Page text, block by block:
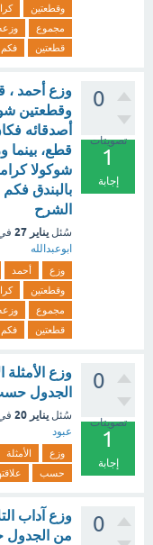
وقطعتين
مجموع
قطعتين
فكم
0
تصويتات
1
إجابة
وزع أحمد ،
وقطعتين
قطع، بينما
بالبندق
الشرح
سُئل يناير 27
ابوعبدالله
وزع أحمد
وقطعتين
مجموع
قطعتين
فكم
0
تصويتات
1
إجابة
وزع الأمثلة
الجدول
سُئل يناير 20
عبود
وزع الأمثلة
حسب
0
وزع آداب
من الجدول